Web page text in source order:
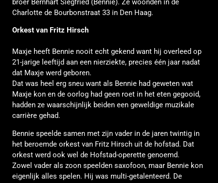
broer Bernhart Siegfried (Bennie). Ze woonden in de
Charlotte de Bourbonstraat 33 in Den Haag.
Orkest van Fritz Hirsch
Maxje heeft Bennie nooit echt gekend want hij overleed op
21-jarige leeftijd aan een nierziekte, precies één jaar nadat
dat Maxje werd geboren.
Dat was heel erg sneu want als Bennie had geweten wat
Maxje kon en de oorlog had geen roet in het eten gegooid,
hadden ze waarschijnlijk beiden een geweldige muzikale
carrière gehad.
Bennie speelde samen met zijn vader in de jaren twintig in
het beroemde orkest van Fritz Hirsch uit de hofstad. Dat
orkest werd ook wel de Hofstad-operette genoemd.
Zowel vader als zoon speelden saxofoon, maar Bennie kon
eigenlijk alles spelen. Hij was multi-getalenteerd. De